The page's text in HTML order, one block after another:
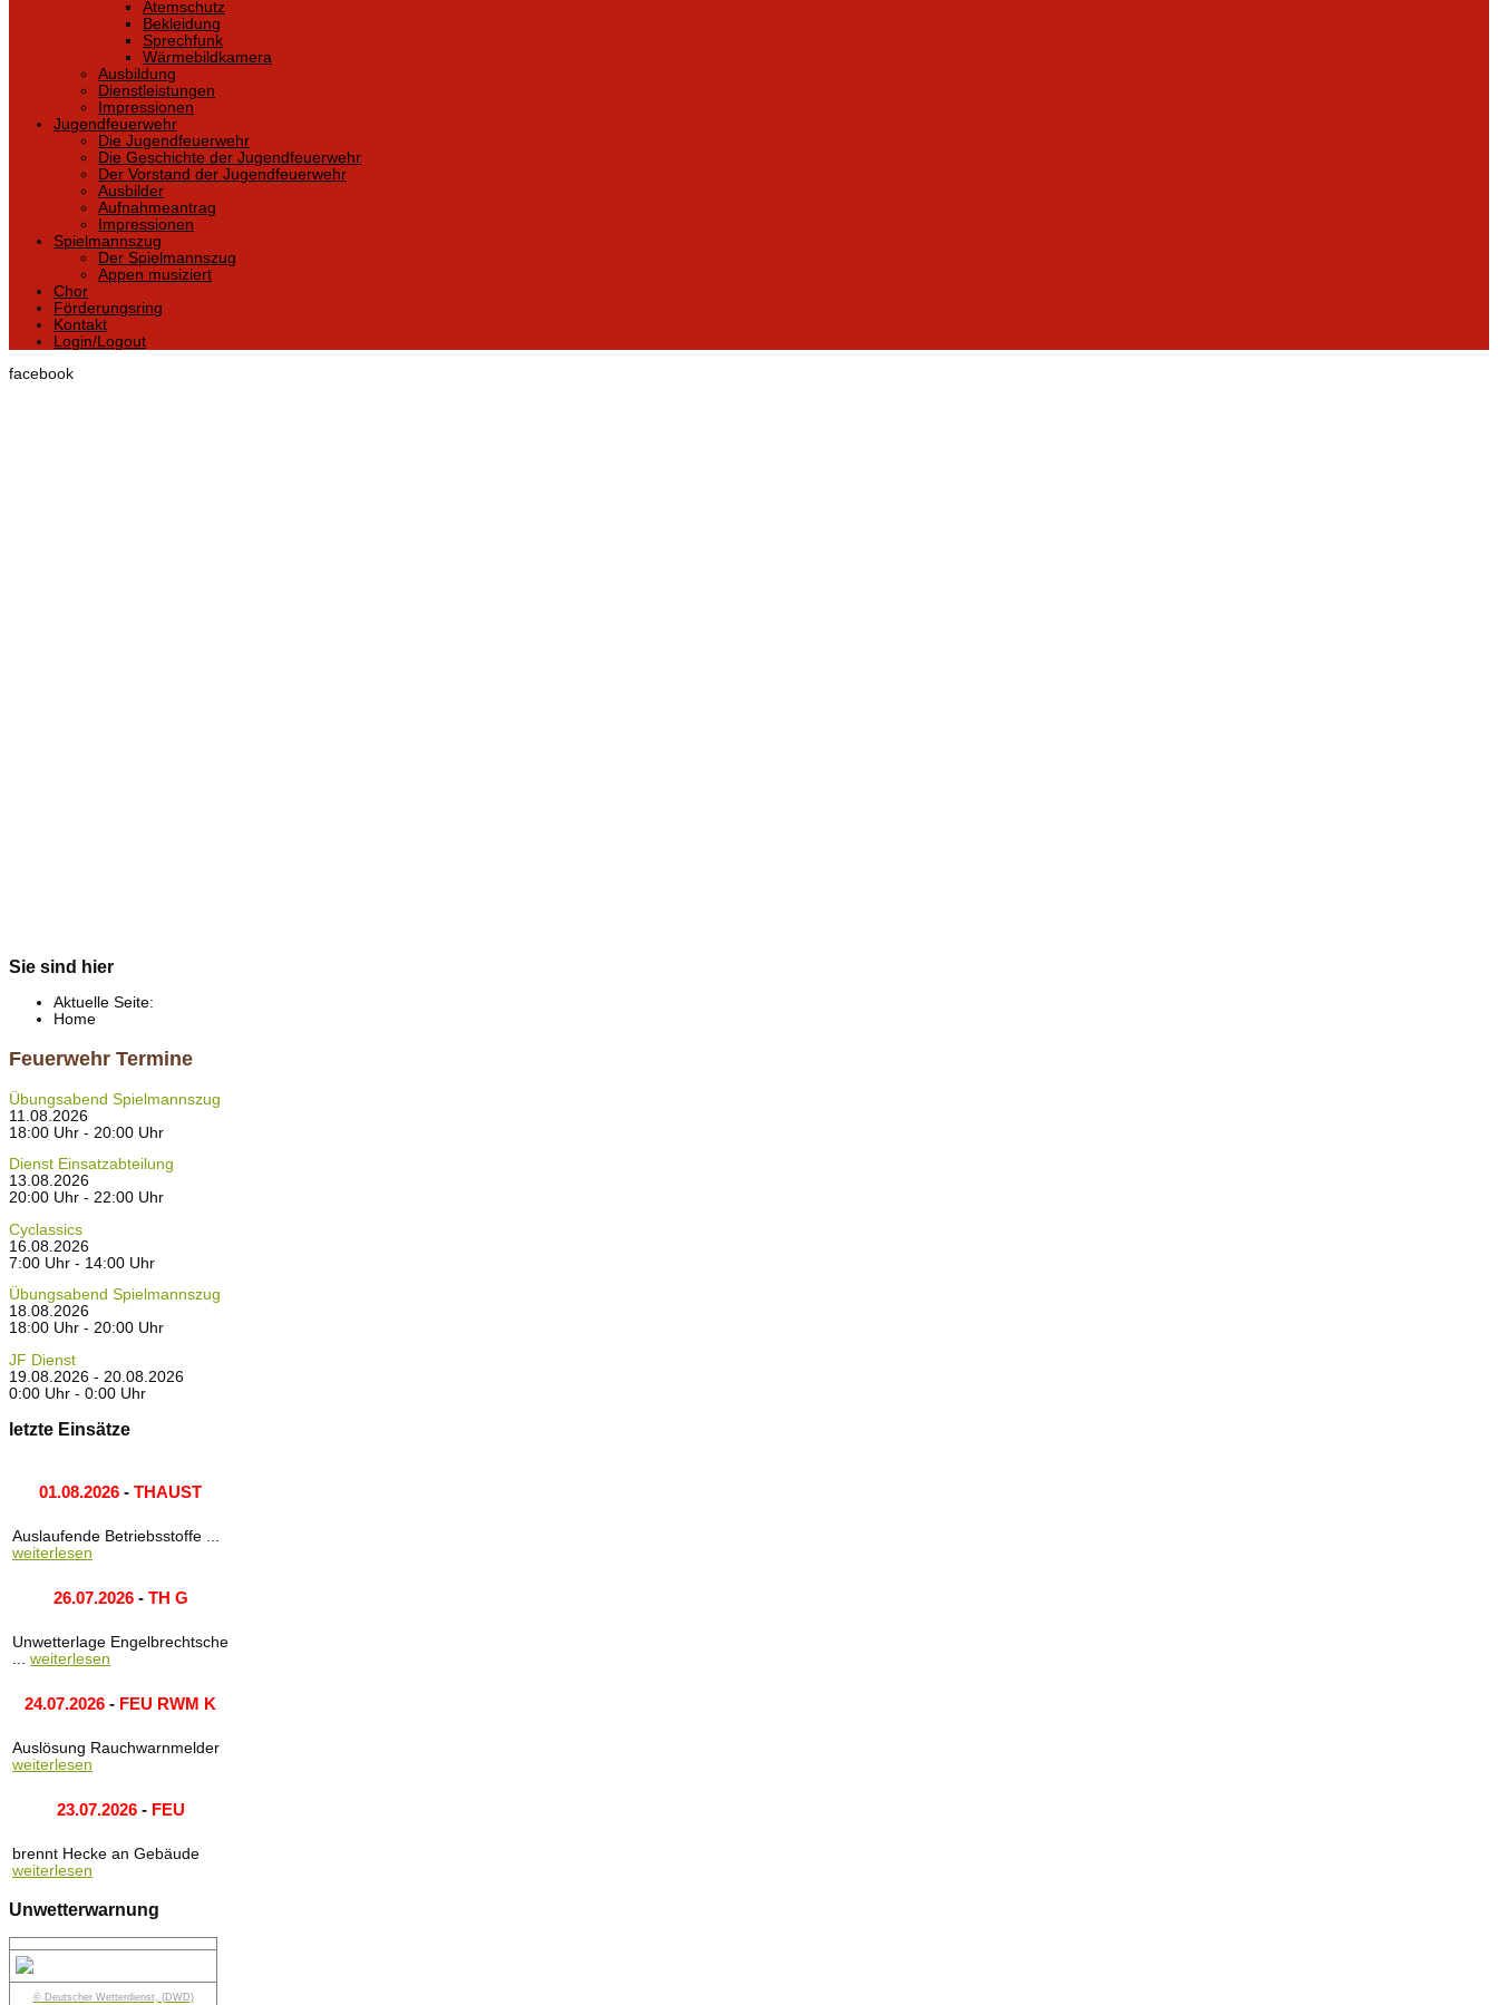
Atemschutz
Bekleidung
Sprechfunk
Wärmebildkamera
Ausbildung
Dienstleistungen
Impressionen
Jugendfeuerwehr
Die Jugendfeuerwehr
Die Geschichte der Jugendfeuerwehr
Der Vorstand der Jugendfeuerwehr
Ausbilder
Aufnahmeantrag
Impressionen
Spielmannszug
Der Spielmannszug
Appen musiziert
Chor
Förderungsring
Kontakt
Login/Logout
facebook
Sie sind hier
Aktuelle Seite:
Home
Feuerwehr Termine
Übungsabend Spielmannszug
11.08.2026
18:00 Uhr - 20:00 Uhr
Dienst Einsatzabteilung
13.08.2026
20:00 Uhr - 22:00 Uhr
Cyclassics
16.08.2026
7:00 Uhr - 14:00 Uhr
Übungsabend Spielmannszug
18.08.2026
18:00 Uhr - 20:00 Uhr
JF Dienst
19.08.2026 - 20.08.2026
0:00 Uhr - 0:00 Uhr
letzte Einsätze
01.08.2026 - THAUST
Auslaufende Betriebsstoffe ...
weiterlesen
26.07.2026- TH G
Unwetterlage Engelbrechtsche
... weiterlesen
24.07.2026 - FEU RWM K
Auslösung Rauchwarnmelder
weiterlesen
23.07.2026- FEU
brennt Hecke an Gebäude
weiterlesen
Unwetterwarnung
© Deutscher Wetterdienst, (DWD)